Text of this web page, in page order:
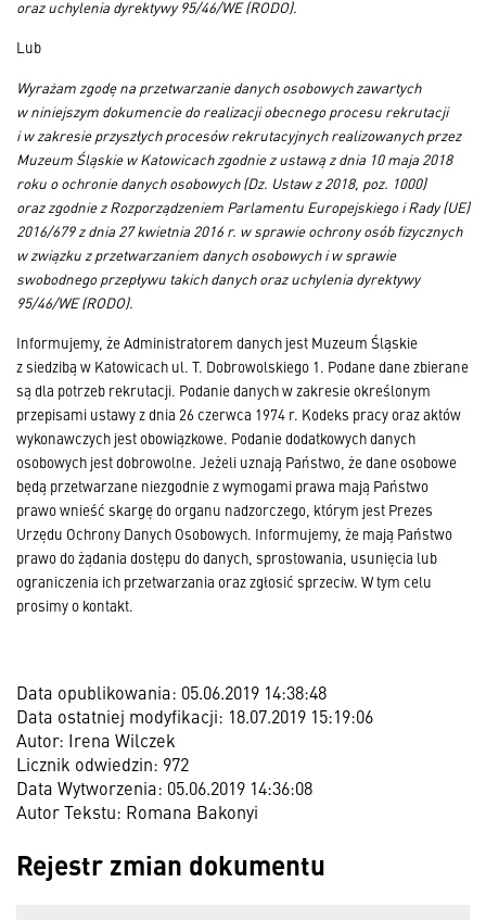
oraz uchylenia dyrektywy 95/46/WE (RODO).
Lub
Wyrażam zgodę na przetwarzanie danych osobowych zawartych
w niniejszym dokumencie do realizacji obecnego procesu rekrutacji
i w zakresie przyszłych procesów rekrutacyjnych realizowanych przez
Muzeum Śląskie w Katowicach zgodnie z ustawą z dnia 10 maja 2018
roku o ochronie danych osobowych (Dz. Ustaw z 2018, poz. 1000)
oraz zgodnie z Rozporządzeniem Parlamentu Europejskiego i Rady (UE)
2016/679 z dnia 27 kwietnia 2016 r. w sprawie ochrony osób fizycznych
w związku z przetwarzaniem danych osobowych i w sprawie
swobodnego przepływu takich danych oraz uchylenia dyrektywy
95/46/WE (RODO).
Informujemy, że Administratorem danych jest Muzeum Śląskie
z siedzibą w Katowicach ul. T. Dobrowolskiego 1. Podane dane zbierane
są dla potrzeb rekrutacji. Podanie danych w zakresie określonym
przepisami ustawy z dnia 26 czerwca 1974 r. Kodeks pracy oraz aktów
wykonawczych jest obowiązkowe. Podanie dodatkowych danych
osobowych jest dobrowolne. Jeżeli uznają Państwo, że dane osobowe
będą przetwarzane niezgodnie z wymogami prawa mają Państwo
prawo wnieść skargę do organu nadzorczego, którym jest Prezes
Urzędu Ochrony Danych Osobowych. Informujemy, że mają Państwo
prawo do żądania dostępu do danych, sprostowania, usunięcia lub
ograniczenia ich przetwarzania oraz zgłosić sprzeciw. W tym celu
prosimy o kontakt.
Data opublikowania: 05.06.2019 14:38:48
Data ostatniej modyfikacji: 18.07.2019 15:19:06
Autor: Irena Wilczek
Licznik odwiedzin: 972
Data Wytworzenia: 05.06.2019 14:36:08
Autor Tekstu: Romana Bakonyi
Rejestr zmian dokumentu